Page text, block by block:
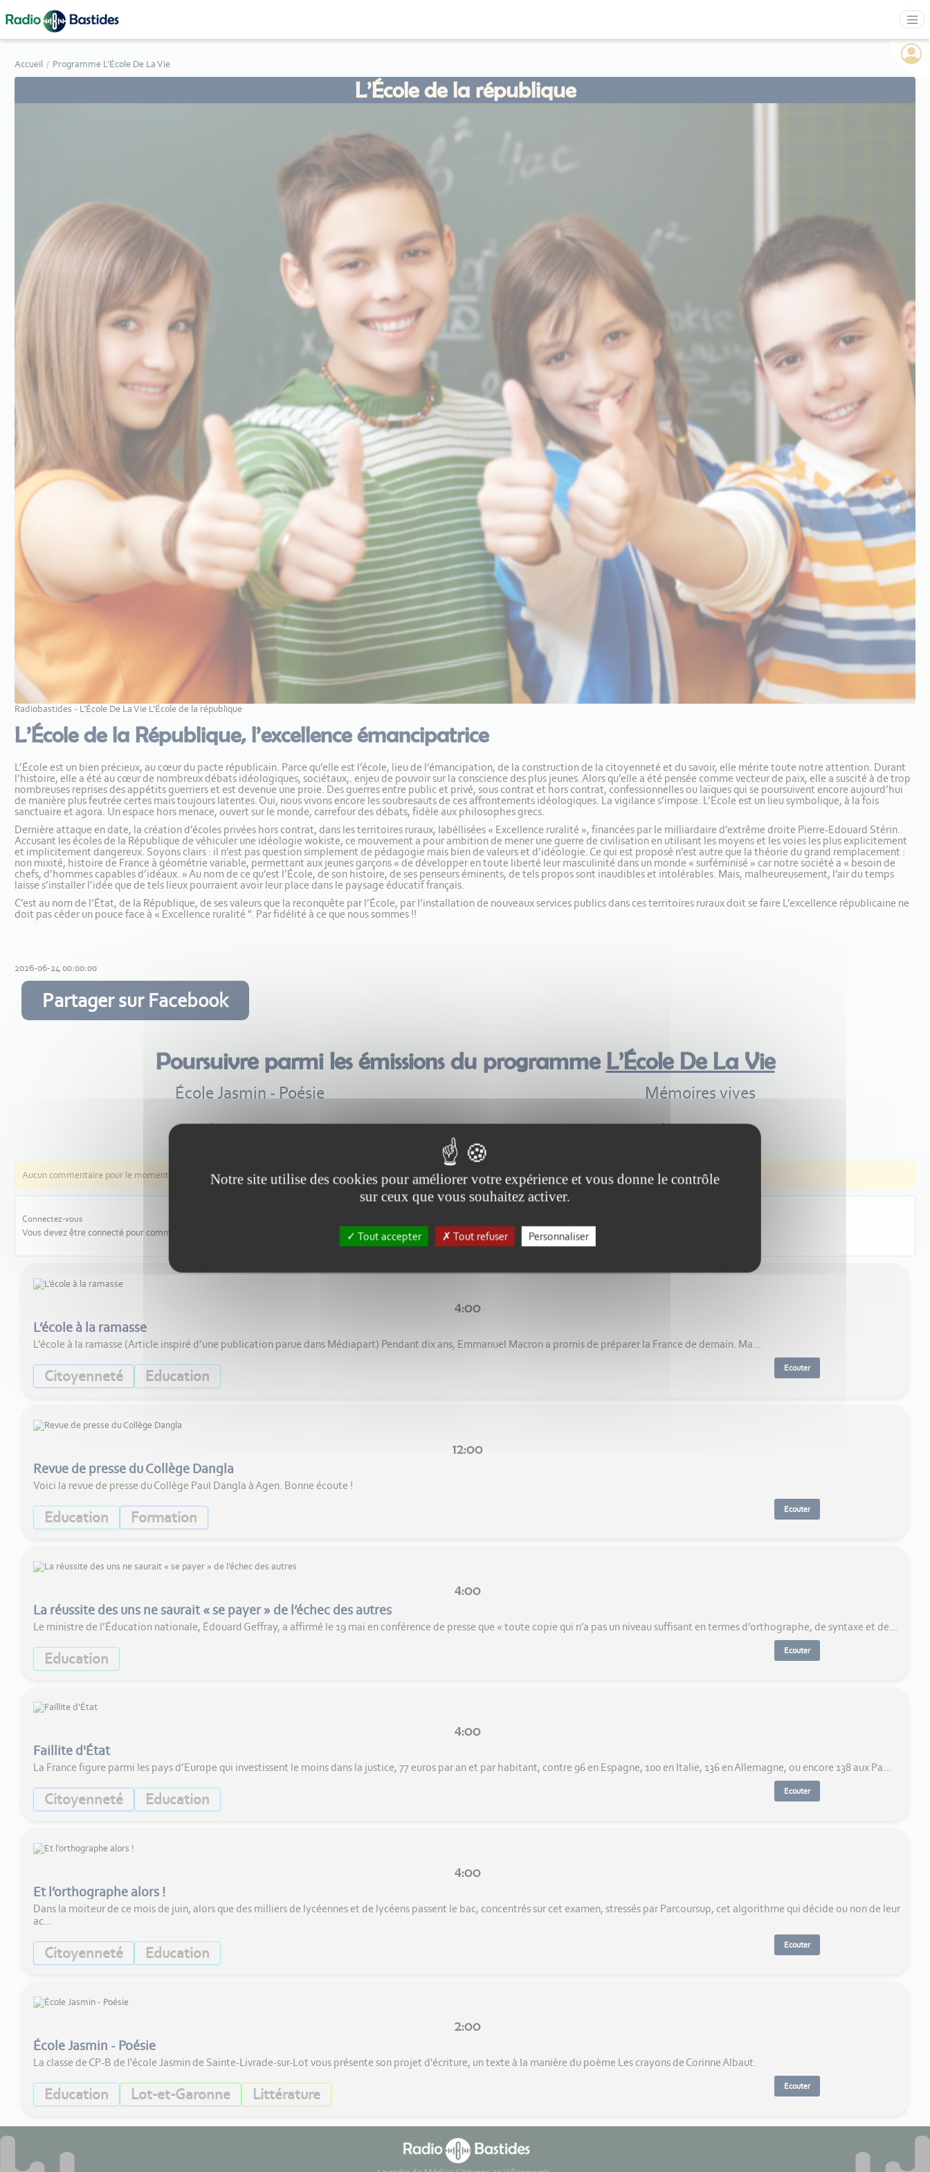
Accueil Programme L’École De La Vie
L’École de la république
Radiobastides - L’École De La Vie L’École de la république
L’École de la République, l’excellence émancipatrice
L’École est un bien précieux, au cœur du pacte républicain. Parce qu’elle est l’école, lieu de l’émancipation, de la construction de la citoyenneté et du savoir, elle mérite toute notre attention. Durant
l’histoire, elle a été au cœur de nombreux débats idéologiques, sociétaux,. enjeu de pouvoir sur la conscience des plus jeunes. Alors qu’elle a été pensée comme vecteur de paix, elle a suscité à de trop
nombreuses reprises des appétits guerriers et est devenue une proie. Des guerres entre public et privé, sous contrat et hors contrat, confessionnelles ou laïques qui se poursuivent encore aujourd’hui
de manière plus feutrée certes mais toujours latentes. Oui, nous vivons encore les soubresauts de ces affrontements idéologiques. La vigilance s’impose. L’Ecole est un lieu symbolique, à la fois
sanctuaire et agora. Un espace hors menace, ouvert sur le monde, carrefour des débats, fidèle aux philosophes grecs.
Dernière attaque en date, la création d’écoles privées hors contrat, dans les territoires ruraux, labéllisées « Excellence ruralité », financées par le milliardaire d’extrême droite Pierre-Edouard Stérin.
Accusant les écoles de la République de véhiculer une idéologie wokiste, ce mouvement a pour ambition de mener une guerre de civilisation en utilisant les moyens et les voies les plus explicitement
et implicitement dangereux. Soyons clairs : il n’est pas question simplement de pédagogie mais bien de valeurs et d’idéologie. Ce qui est proposé n’est autre que la théorie du grand remplacement :
non mixité, histoire de France à géométrie variable, permettant aux jeunes garçons « de développer en toute liberté leur masculinité dans un monde « surféminisé » car notre société a « besoin de
chefs, d’hommes capables d’idéaux. » Au nom de ce qu’est l’École, de son histoire, de ses penseurs éminents, de tels propos sont inaudibles et intolérables. Mais, malheureusement, l’air du temps
laisse s’installer l’idée que de tels lieux pourraient avoir leur place dans le paysage éducatif français.
C’est au nom de l’État, de la République, de ses valeurs que la reconquête par l’École, par l’installation de nouveaux services publics dans ces territoires ruraux doit se faire L’excellence républicaine ne
doit pas céder un pouce face à « Excellence ruralité ". Par fidélité à ce que nous sommes !!
2026-06-24 00:00:00
Partager sur Facebook
Poursuivre parmi les émissions du programme L’École De La Vie
École Jasmin - Poésie Mémoires vives
Aucun commentaire pour le moment
Connectez-vous
Vous devez être connecté pour commenter les articles
4:00
L’école à la ramasse
L’école à la ramasse (Article inspiré d’une publication parue dans Médiapart) Pendant dix ans, Emmanuel Macron a promis de préparer la France de demain. Ma...
Citoyenneté Education Ecouter
12:00
Revue de presse du Collège Dangla
Voici la revue de presse du Collège Paul Dangla à Agen. Bonne écoute !
Education Formation Ecouter
4:00
La réussite des uns ne saurait « se payer » de l’échec des autres
Le ministre de l’Éducation nationale, Édouard Geffray, a affirmé le 19 mai en conférence de presse que « toute copie qui n’a pas un niveau suffisant en termes d’orthographe, de syntaxe et de...
Education Ecouter
4:00
Faillite d'État
La France figure parmi les pays d’Europe qui investissent le moins dans la justice, 77 euros par an et par habitant, contre 96 en Espagne, 100 en Italie, 136 en Allemagne, ou encore 138 aux Pa...
Citoyenneté Education Ecouter
4:00
Et l’orthographe alors !
Dans la moiteur de ce mois de juin, alors que des milliers de lycéennes et de lycéens passent le bac, concentrés sur cet examen, stressés par Parcoursup, cet algorithme qui décide ou non de leur
ac...
Citoyenneté Education Ecouter
2:00
École Jasmin - Poésie
La classe de CP-B de l'école Jasmin de Sainte-Livrade-sur-Lot vous présente son projet d'écriture, un texte à la manière du poème Les crayons de Corinne Albaut.
Education Lot-et-Garonne Littérature Ecouter
Notre site utilise des cookies pour améliorer votre expérience et vous donne le contrôle
sur ceux que vous souhaitez activer.
Tout accepter Tout refuser Personnaliser